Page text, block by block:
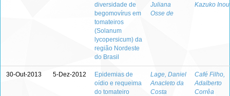
diversidade de
begomovírus em
tomateiros
(Solanum
lycopersicum) da
região Nordeste
do Brasil
Juliana
Osse de
Kazuko
30-Out-2013 5-Dez-2012
Epidemias de
oídio e requeima
do tomateiro
Lage, Daniel
Anacleto da
Costa
Café Filho,
Adalberto
Corrêa